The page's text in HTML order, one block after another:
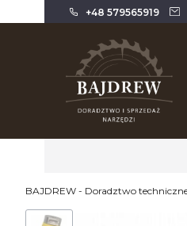
+48 579565919
BAJDREW - Doradztwo